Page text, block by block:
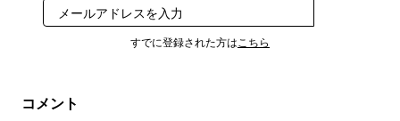
すでに登録された方は こちら
コメント